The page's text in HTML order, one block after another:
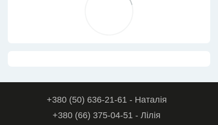
+380 (50) 636-21-61 - Наталія
+380 (66) 375-04-51 - Лілія